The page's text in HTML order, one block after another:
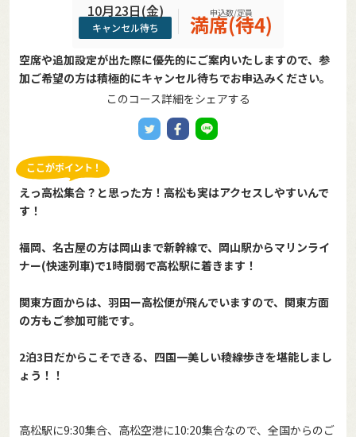
10月23日(金)
キャンセル待ち
申込数/定員
満席(待4)
空席や追加設定が出た際に優先的にご案内いたしますので、参
加ご希望の方は積極的にキャンセル待ちでお申込みください。
このコース詳細をシェアする
えっ高松集合？と思った方！高松も実はアクセスしやすいんで
す！
福岡、名古屋の方は岡山まで新幹線で、岡山駅からマリンライ
ナー(快速列車)で1時間弱で高松駅に着きます！
関東方面からは、羽田ー高松便が飛んでいますので、関東方面
の方もご参加可能です。
2泊3日だからこそできる、四国一美しい稜線歩きを堪能しまし
ょう！！
高松駅に9:30集合、高松空港に10:20集合なので、全国からのご